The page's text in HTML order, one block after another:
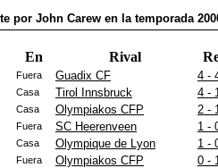
por John Carew en la temporada
En Rival
Fuera Guadix CF 4 -
Casa Tirol Innsbruck 4 -
Casa Olympiakos CFP 2 -
Fuera SC Heerenveen 1 -
Casa Olympique de Lyon 1 -
Fuera Olympiakos CFP 0 -